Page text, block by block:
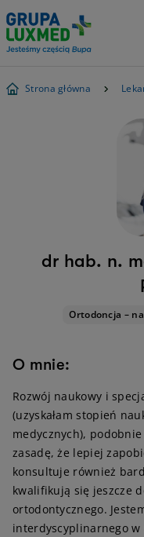
Strona główna
dr hab. n.
Ortodoncja –
O mnie:
Rozwój naukowy i
(uzyskałam stopień
medycznych),
zasadę, że lepiej
konsultuje również
kwalifikują się jeszcze
ortodontycznego.
interdyscyplinarnego w